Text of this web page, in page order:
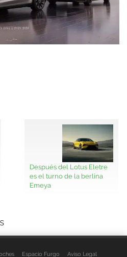
Después del Lotus Eletre
es el turno de la berlina
Emeya
Espacio Furgo Aviso Legal